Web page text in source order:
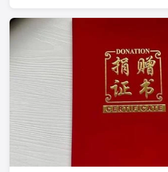
ティングの厚さを正確に検出し、コー
満たしていることを確認できます。多
の同業他社はまだこの設備を持ってい